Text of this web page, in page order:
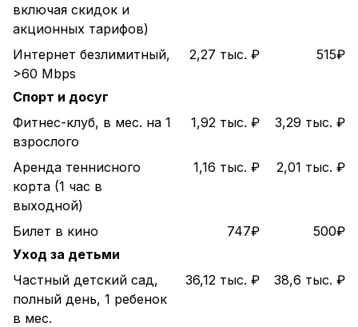
включая скидок и
акционных тарифов)
Интернет безлимитный,
>60 Mbps
2,27 тыс. ₽ 515₽
Спорт и досуг
Фитнес-клуб, в мес. на 1
взрослого
1,92 тыс. ₽ 3,29 тыс. ₽
Аренда теннисного
корта (1 час в
выходной)
1,16 тыс. ₽ 2,01 тыс. ₽
Билет в кино 747₽
500₽
Уход за детьми
Частный детский сад,
полный день, 1 ребенок
в мес.
36,12 тыс. ₽ 38,6 тыс. ₽